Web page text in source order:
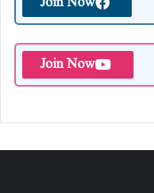
Join Now